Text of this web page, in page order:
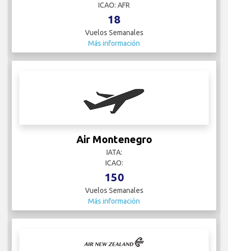
ICAO: AFR
18
Vuelos Semanales
Más información
Air Montenegro
IATA:
ICAO:
150
Vuelos Semanales
Más información